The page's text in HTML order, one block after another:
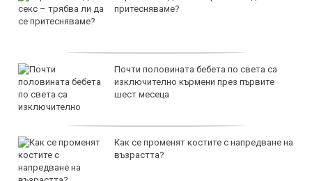
притесняваме?
Почти половината бебета по света са
изключително кърмени през първите
шест месеца
Как се променят костите с напредване на
възрастта?